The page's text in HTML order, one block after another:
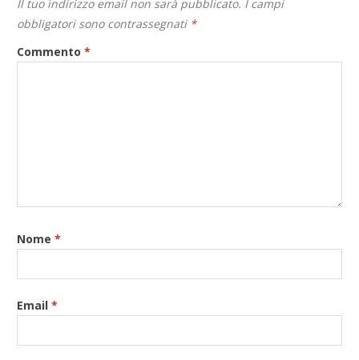
Il tuo indirizzo email non sarà pubblicato. I campi
obbligatori sono contrassegnati *
Commento*
Nome*
Email*